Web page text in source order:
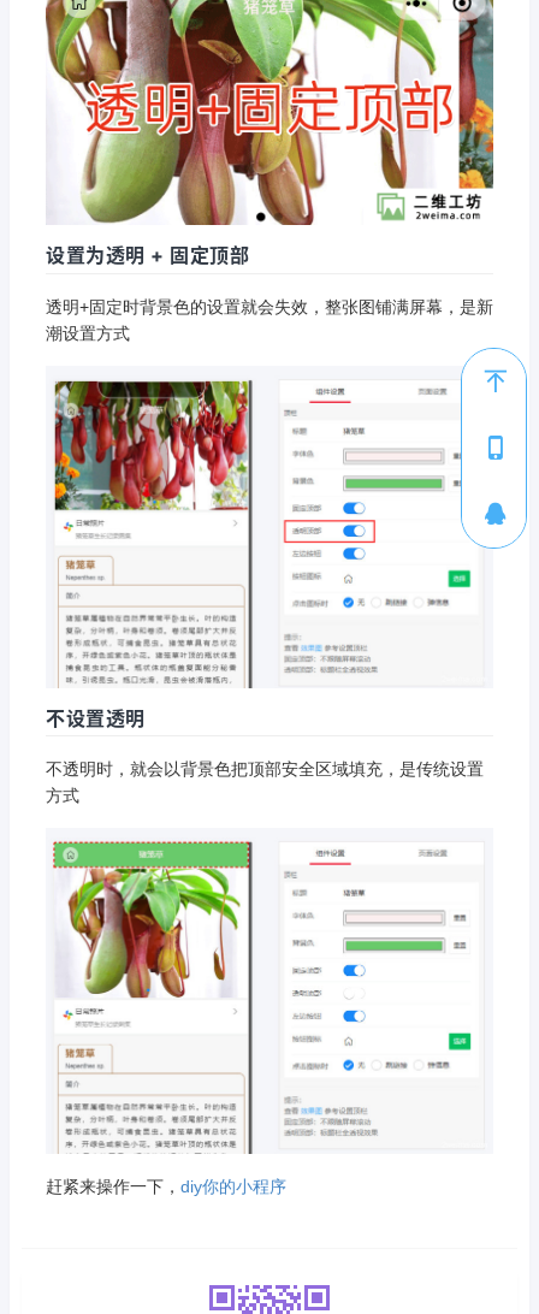
设置为透明 + 固定顶部
透明+固定时背景色的设置就会失效，整张图铺满屏幕，是新
潮设置方式
不设置透明
不透明时，就会以背景色把顶部安全区域填充，是传统设置
方式
赶紧来操作一下， diy你的小程序